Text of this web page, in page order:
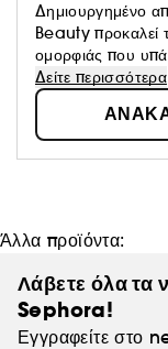
Δημιουργημένο
Beauty προκαλεί
ομορφιάς που
σήμερα. Τα
καθημερινή αυτο-
κάνουν να
αναπνέει
και ένα φρέσκο
Δείτε περισσότερα
Άλλα προϊόντα:
Λάβετε όλα τα
Sephora!
Εγγραφείτε στο